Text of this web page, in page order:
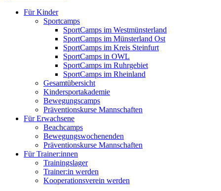
Für Kinder
Sportcamps
SportCamps im Westmünsterland
SportCamps im Münsterland Ost
SportCamps im Kreis Steinfurt
SportCamps in OWL
SportCamps im Ruhrgebiet
SportCamps im Rheinland
Gesamtübersicht
Kindersportakademie
Bewegungscamps
Präventionskurse Mannschaften
Für Erwachsene
Beachcamps
Bewegungswochenenden
Präventionskurse Mannschaften
Für Trainer:innen
Trainingslager
Trainer:in werden
Kooperationsverein werden